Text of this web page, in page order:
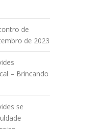
de
de 2023
– Brincando
se